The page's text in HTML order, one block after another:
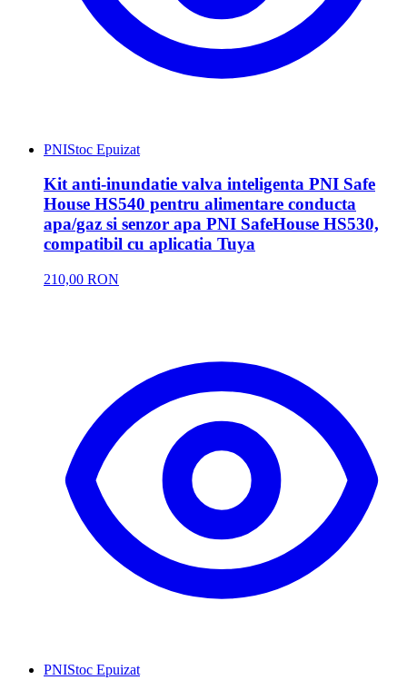
PNIStoc Epuizat
Kit anti-inundatie valva inteligenta PNI Safe
House HS540 pentru alimentare conducta
apa/gaz si senzor apa PNI SafeHouse HS530,
compatibil cu aplicatia Tuya
210,00 RON
PNIStoc Epuizat